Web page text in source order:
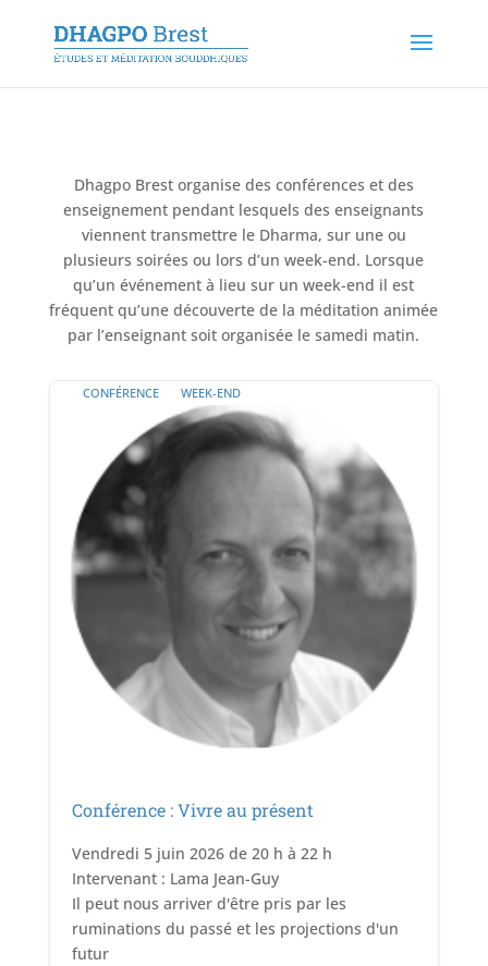
Dhagpo Brest organise des conférences et des
enseignement pendant lesquels des enseignants
viennent transmettre le Dharma, sur une ou
plusieurs soirées ou lors d’un week-end. Lorsque
qu’un événement à lieu sur un week-end il est
fréquent qu’une découverte de la méditation animée
par l’enseignant soit organisée le samedi matin.
CONFÉRENCE WEEK-END
Conférence : Vivre au présent
Vendredi 5 juin 2026 de 20 h à 22 h
Intervenant : Lama Jean-Guy
Il peut nous arriver d'être pris par les
ruminations du passé et les projections d'un
futur